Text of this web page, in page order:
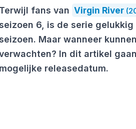
Terwijl fans van Virgin River
6, is de serie
Maar wanneer
In dit artikel
mogelijke releasedatum.